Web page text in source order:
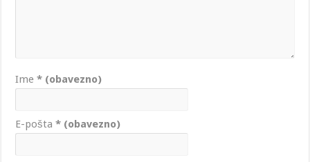
Ime* (obavezno)
E-pošta* (obavezno)